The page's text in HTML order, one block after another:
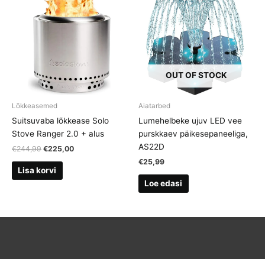
Lõkkeasemed
Suitsuvaba lõkkease Solo
Stove Ranger 2.0 + alus
€244,99 Algne
oli:
€244,99.
€225,00Current
Lisa korvi
OUT OF STOCK
Aiatarbed
Lumehelbeke ujuv LED vee
purskkaev päikesepaneeliga,
AS22D
€25,99
Loe edasi